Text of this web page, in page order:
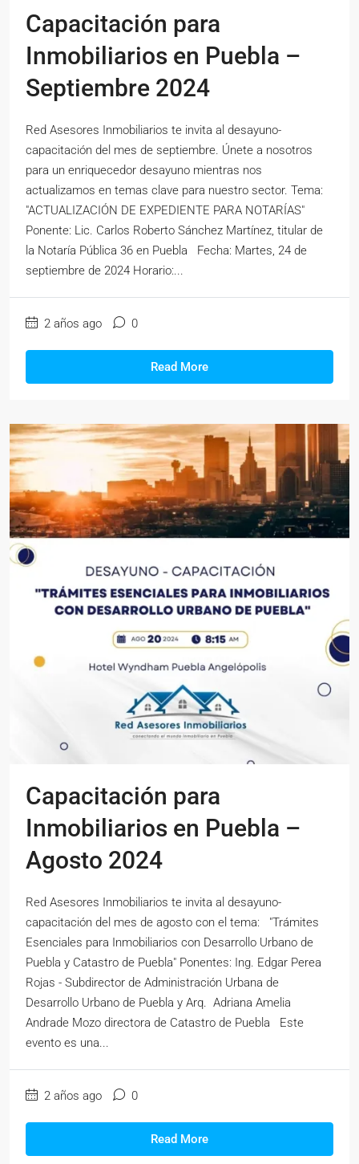
Capacitación para
Inmobiliarios en Puebla –
Septiembre 2024
Red Asesores Inmobiliarios te invita al desayuno-
capacitación del mes de septiembre. Únete a nosotros
para un enriquecedor desayuno mientras nos
actualizamos en temas clave para nuestro sector. Tema:
"ACTUALIZACIÓN DE EXPEDIENTE PARA NOTARÍAS"
Ponente: Lic. Carlos Roberto Sánchez Martínez, titular de
la Notaría Pública 36 en Puebla Fecha: Martes, 24 de
septiembre de 2024 Horario:...
2 años ago 0
Read More
Capacitación para
Inmobiliarios en Puebla –
Agosto 2024
Red Asesores Inmobiliarios te invita al desayuno-
capacitación del mes de agosto con el tema: "Trámites
Esenciales para Inmobiliarios con Desarrollo Urbano de
Puebla y Catastro de Puebla" Ponentes: Ing. Edgar Perea
Rojas - Subdirector de Administración Urbana de
Desarrollo Urbano de Puebla y Arq. Adriana Amelia
Andrade Mozo directora de Catastro de Puebla Este
evento es una...
2 años ago 0
Read More